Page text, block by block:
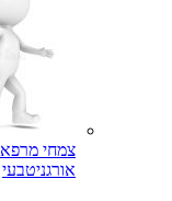
צמחי מרפא
אורגניטבעי